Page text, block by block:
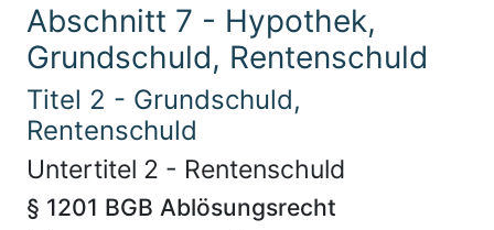
Abschnitt 7 - Hypothek,
Grundschuld, Rentenschuld
Titel 2 - Grundschuld,
Rentenschuld
Untertitel 2 - Rentenschuld
§ 1201 BGB Ablösungsrecht